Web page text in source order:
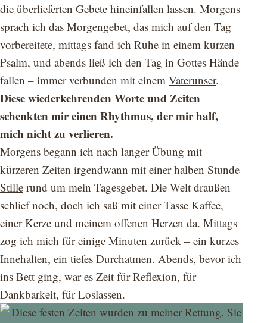
die überlieferten Gebete hineinfallen lassen. Morgens
sprach ich das Morgengebet, das mich auf den Tag
vorbereitete, mittags fand ich Ruhe in einem kurzen
Psalm, und abends ließ ich den Tag in Gottes Hände
fallen – immer verbunden mit einem Vaterunser.
Diese wiederkehrenden Worte und Zeiten
schenkten mir einen Rhythmus, der mir half,
mich nicht zu verlieren.
Morgens begann ich nach langer Übung mit
kürzeren Zeiten irgendwann mit einer halben Stunde
Stille rund um mein Tagesgebet. Die Welt draußen
schlief noch, doch ich saß mit einer Tasse Kaffee,
einer Kerze und meinem offenen Herzen da. Mittags
zog ich mich für einige Minuten zurück – ein kurzes
Innehalten, ein tiefes Durchatmen. Abends, bevor ich
ins Bett ging, war es Zeit für Reflexion, für
Dankbarkeit, für Loslassen.